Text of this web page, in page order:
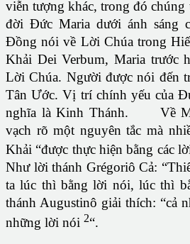
viễn tượng khác, trong đó chúng
đời Ðức Maria dưới ánh sáng
Ðồng nói về Lời Chúa trong
Khải Dei Verbum, Maria trước
Lời Chúa. Người được nói đến
Tân Ước. Vị trí chính yếu của
nghĩa là Kinh Thánh. Về
vạch rõ một nguyên tắc mà
Khải “được thực hiện bằng các
Như lời thánh Grégoriô Cả:
ta lúc thì bằng lời nói, lúc thì
thánh Augustinô giải thích: “cả
những lời nói 2“.